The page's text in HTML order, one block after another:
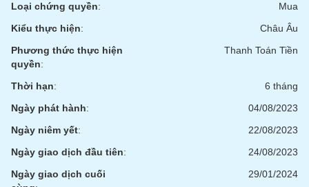
Loại chứng quyền:
Mua
Kiểu thực hiện:
Châu Âu
Phương thức thực hiện
quyền:
Thanh Toán Tiền
Thời hạn:
6 tháng
Ngày phát hành:
04/08/2023
Ngày niêm yết:
22/08/2023
Ngày giao dịch đầu tiên:
24/08/2023
Ngày giao dịch cuối
29/01/2024
Lãnh
đạo
(-)
Tất cả
tức
viết